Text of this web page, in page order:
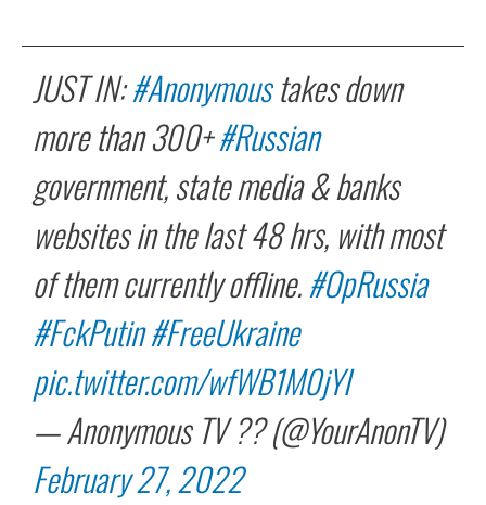
JUST IN:#Anonymoustakes down
more than 300+#Russian
government, state media & banks
websites in the last 48 hrs, with most
of them currently offline.#OpRussia
#FckPutin#FreeUkraine
pic.twitter.com/wfWB1M0jYI
— Anonymous TV ?? (@YourAnonTV)
February 27, 2022